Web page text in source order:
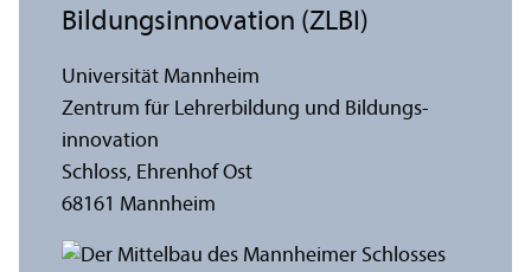
Bildungs­innovation (ZLBI)
Universität Mannheim
Zentrum für Lehr­erbildung und Bildungs­
innovation
Schloss, Ehrenhof Ost
68161 Mannheim